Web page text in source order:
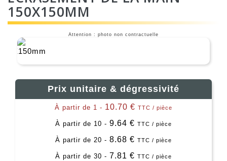
150X150MM
Attention : photo non contractuelle
Prix unitaire & dégressivité
À partir de 1 - 10.70 € TTC / pièce
À partir de 10 - 9.64 € TTC / pièce
À partir de 20 - 8.68 € TTC / pièce
À partir de 30 - 7.81 € TTC / pièce